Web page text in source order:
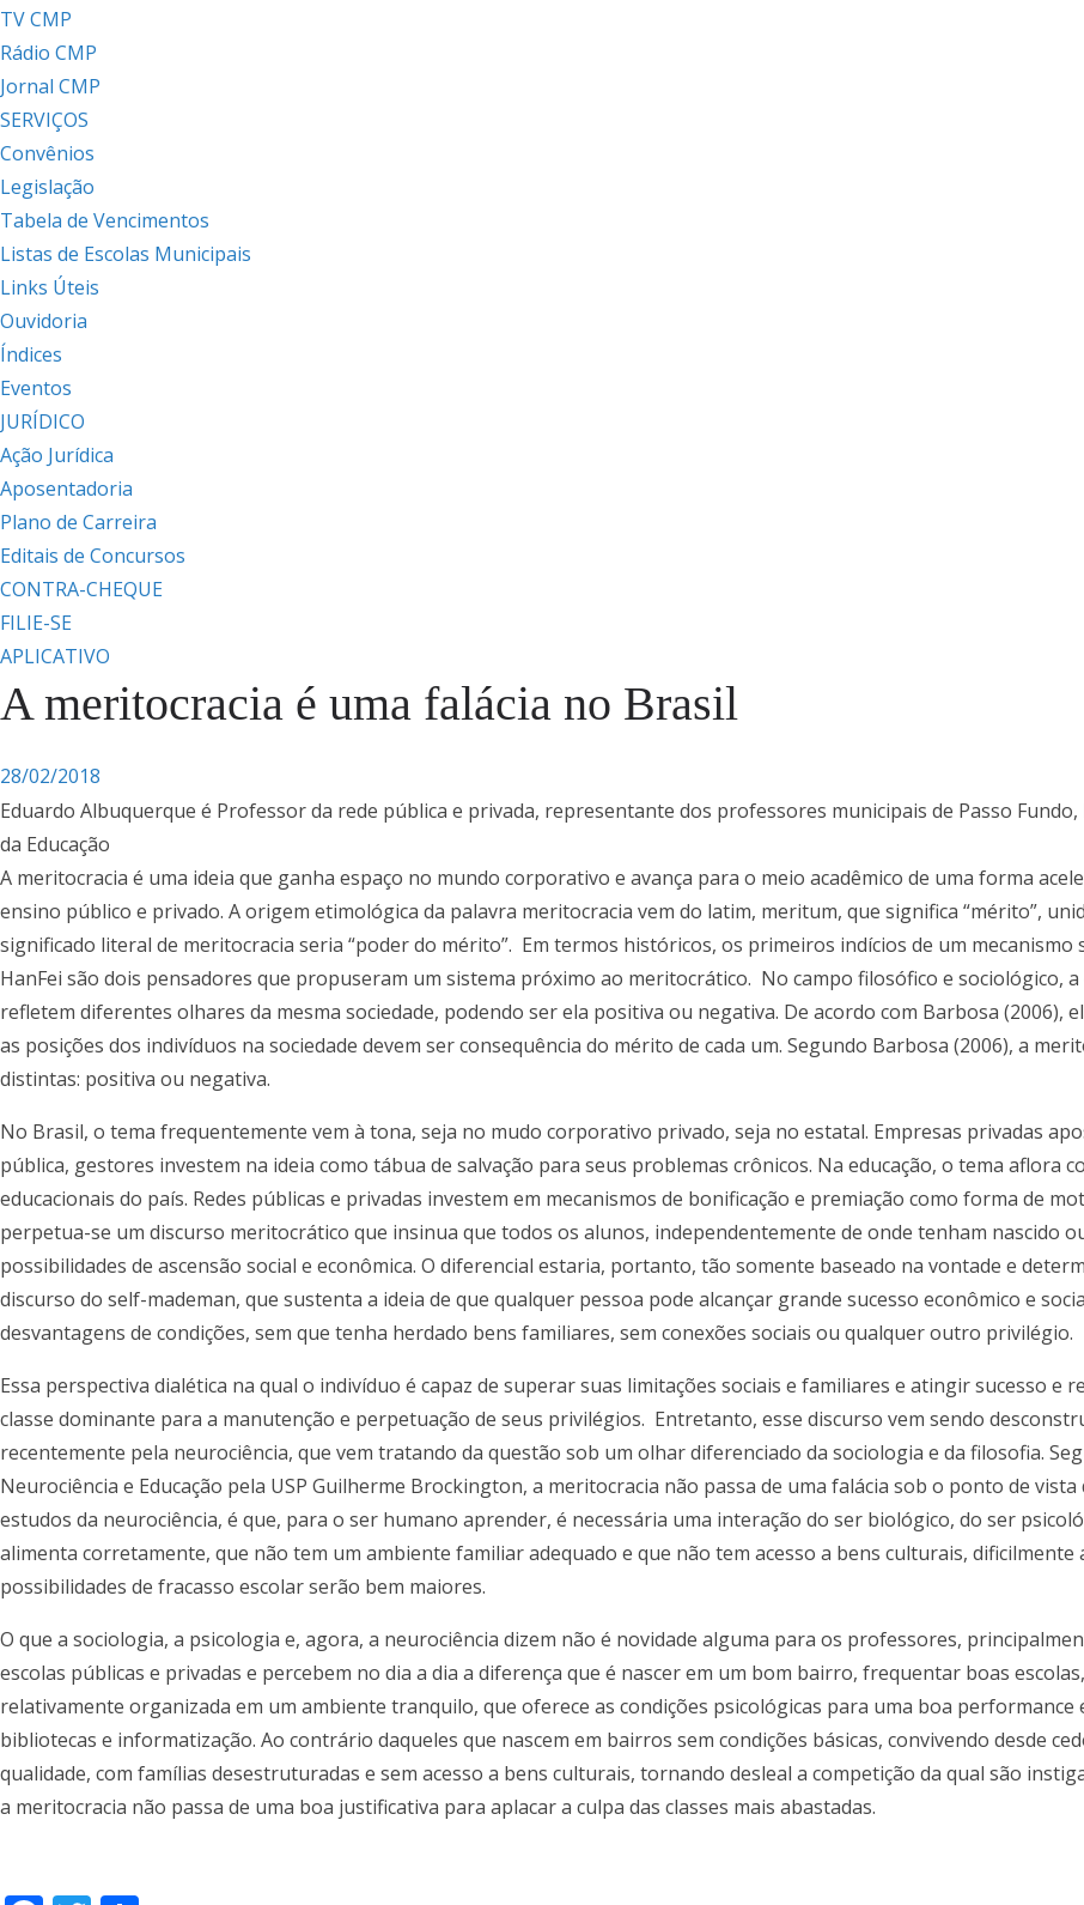
TV CMP
Rádio CMP
Jornal CMP
SERVIÇOS
Convênios
Legislação
Tabela de Vencimentos
Listas de Escolas Municipais
Links Úteis
Ouvidoria
Índices
Eventos
JURÍDICO
Ação Jurídica
Aposentadoria
Plano de Carreira
Editais de Concursos
CONTRA-CHEQUE
FILIE-SE
APLICATIVO
A meritocracia é uma falácia no Brasil
28/02/2018
Eduardo Albuquerque é Professor da rede pública e privada, representante dos professores municipais de Passo
da Educação
A meritocracia é uma ideia que ganha espaço no mundo corporativo e avança para o meio acadêmico de uma forma
ensino público e privado. A origem etimológica da palavra meritocracia vem do latim, meritum, que significa “mérito”,
significado literal de meritocracia seria “poder do mérito”. Em termos históricos, os primeiros indícios de um
HanFei são dois pensadores que propuseram um sistema próximo ao meritocrático. No campo filosófico e sociológico,
refletem diferentes olhares da mesma sociedade, podendo ser ela positiva ou negativa. De acordo com Barbosa (2006),
as posições dos indivíduos na sociedade devem ser consequência do mérito de cada um. Segundo Barbosa (2006), a
distintas: positiva ou negativa.
No Brasil, o tema frequentemente vem à tona, seja no mudo corporativo privado, seja no estatal. Empresas privadas
pública, gestores investem na ideia como tábua de salvação para seus problemas crônicos. Na educação, o tema aflora
educacionais do país. Redes públicas e privadas investem em mecanismos de bonificação e premiação como forma de
perpetua-se um discurso meritocrático que insinua que todos os alunos, independentemente de onde tenham nascido
possibilidades de ascensão social e econômica. O diferencial estaria, portanto, tão somente baseado na vontade e
discurso do self-mademan, que sustenta a ideia de que qualquer pessoa pode alcançar grande sucesso econômico e
desvantagens de condições, sem que tenha herdado bens familiares, sem conexões sociais ou qualquer outro privilégio.
Essa perspectiva dialética na qual o indivíduo é capaz de superar suas limitações sociais e familiares e atingir sucesso
classe dominante para a manutenção e perpetuação de seus privilégios. Entretanto, esse discurso vem sendo
recentemente pela neurociência, que vem tratando da questão sob um olhar diferenciado da sociologia e da filosofia.
Neurociência e Educação pela USP Guilherme Brockington, a meritocracia não passa de uma falácia sob o ponto de
estudos da neurociência, é que, para o ser humano aprender, é necessária uma interação do ser biológico, do ser
alimenta corretamente, que não tem um ambiente familiar adequado e que não tem acesso a bens culturais,
possibilidades de fracasso escolar serão bem maiores.
O que a sociologia, a psicologia e, agora, a neurociência dizem não é novidade alguma para os professores,
escolas públicas e privadas e percebem no dia a dia a diferença que é nascer em um bom bairro, frequentar boas
relativamente organizada em um ambiente tranquilo, que oferece as condições psicológicas para uma boa
bibliotecas e informatização. Ao contrário daqueles que nascem em bairros sem condições básicas, convivendo desde
qualidade, com famílias desestruturadas e sem acesso a bens culturais, tornando desleal a competição da qual são
a meritocracia não passa de uma boa justificativa para aplacar a culpa das classes mais abastadas.